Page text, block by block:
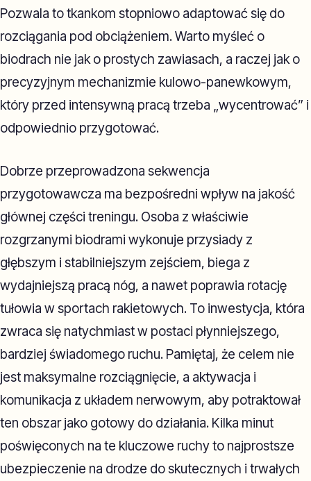
Pozwala to tkankom stopniowo adaptować się do
rozciągania pod obciążeniem. Warto myśleć o
biodrach nie jak o prostych zawiasach, a raczej jak o
precyzyjnym mechanizmie kulowo-panewkowym,
który przed intensywną pracą trzeba „wycentrować” i
odpowiednio przygotować.
Dobrze przeprowadzona sekwencja
przygotowawcza ma bezpośredni wpływ na jakość
głównej części treningu. Osoba z właściwie
rozgrzanymi biodrami wykonuje przysiady z
głębszym i stabilniejszym zejściem, biega z
wydajniejszą pracą nóg, a nawet poprawia rotację
tułowia w sportach rakietowych. To inwestycja, która
zwraca się natychmiast w postaci płynniejszego,
bardziej świadomego ruchu. Pamiętaj, że celem nie
jest maksymalne rozciągnięcie, a aktywacja i
komunikacja z układem nerwowym, aby potraktował
ten obszar jako gotowy do działania. Kilka minut
poświęconych na te kluczowe ruchy to najprostsze
ubezpieczenie na drodze do skutecznych i trwałych